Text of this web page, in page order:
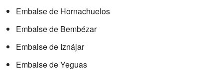
Embalse de Hornachuelos
Embalse de Bembézar
Embalse de Iznájar
Embalse de Yeguas